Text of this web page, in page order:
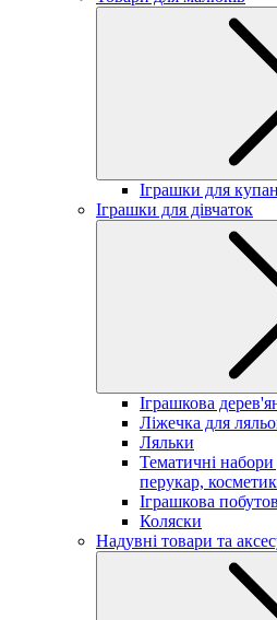
Іграшки для
Іграшки для дівчаток
Іграшкова
Ліжечка для
Ляльки
Тематичні набори
перукар,
Іграшкова
Коляски
Надувні товари та